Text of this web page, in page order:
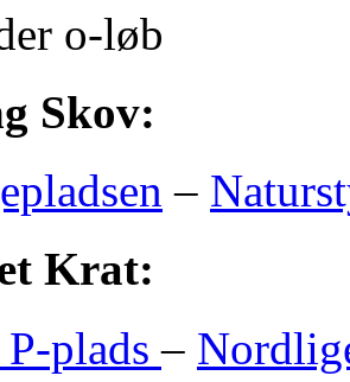
o-løb
Skov:
–
Krat:
plads–